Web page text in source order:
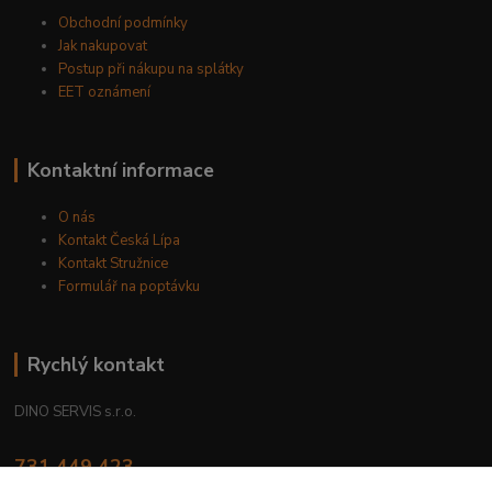
Obchodní podmínky
Jak nakupovat
Postup při nákupu na splátky
EET oznámení
Kontaktní informace
O nás
Kontakt Česká Lípa
Kontakt Stružnice
Formulář na poptávku
Rychlý kontakt
DINO SERVIS s.r.o.
731 449 423